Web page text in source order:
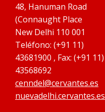
48, Hanuman Road
(Connaught Place
New Delhi 110 001
Teléfono: (+91 11)
43681900 , Fax: (+91 11)
43568692
cenndel@cervantes.es
nuevadelhi.cervantes.es